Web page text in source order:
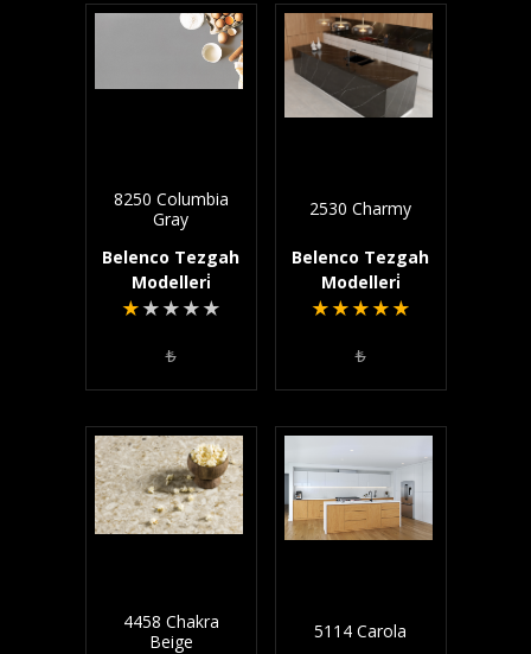
8250 Columbia
Gray
Belenco Tezgah
Modelleri̇
★ ★ ★ ★ ★
₺
2530 Charmy
Belenco Tezgah
Modelleri̇
★ ★ ★ ★ ★
₺
4458 Chakra
Beige
5114 Carola